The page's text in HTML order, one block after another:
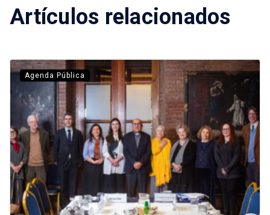
Artículos relacionados
Agenda Pública